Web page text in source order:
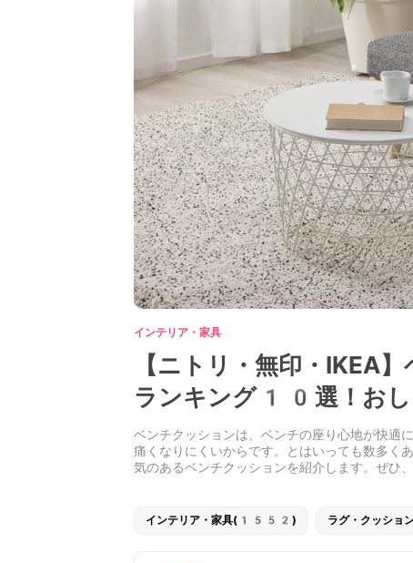
インテリア・家具
【ニトリ・無印・IKEA
ランキング10選！おし
ベンチクッションは、ベンチの座り心地が快適
痛くなりにくいからです。とはいっても数多く
気のあるベンチクッションを紹介します。ぜひ
インテリア・家具(1552) ラグ・クッシ